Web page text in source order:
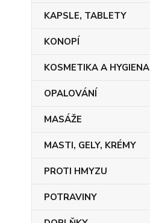
KAPSLE, TABLETY
KONOPÍ
KOSMETIKA A HYGIENA
OPALOVÁNÍ
MASÁŽE
MASTI, GELY, KRÉMY
PROTI HMYZU
POTRAVINY